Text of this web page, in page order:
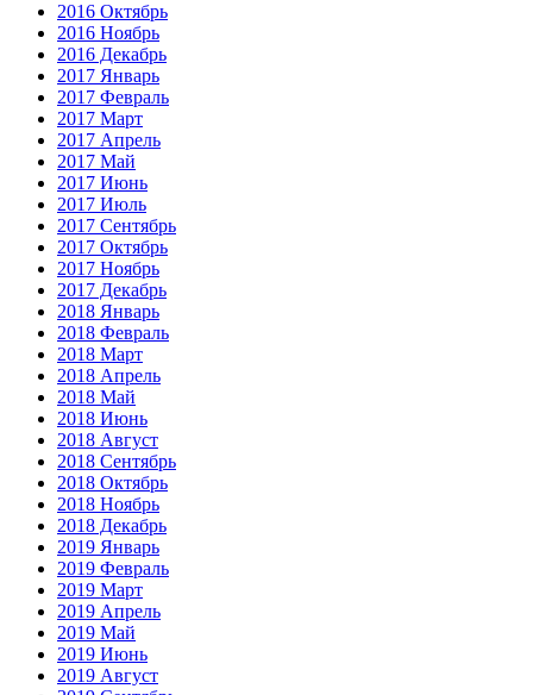
2016 Октябрь
2016 Ноябрь
2016 Декабрь
2017 Январь
2017 Февраль
2017 Март
2017 Апрель
2017 Май
2017 Июнь
2017 Июль
2017 Сентябрь
2017 Октябрь
2017 Ноябрь
2017 Декабрь
2018 Январь
2018 Февраль
2018 Март
2018 Апрель
2018 Май
2018 Июнь
2018 Август
2018 Сентябрь
2018 Октябрь
2018 Ноябрь
2018 Декабрь
2019 Январь
2019 Февраль
2019 Март
2019 Апрель
2019 Май
2019 Июнь
2019 Август